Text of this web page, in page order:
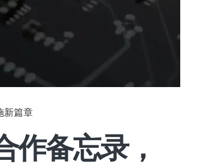
新篇章
作备忘录，